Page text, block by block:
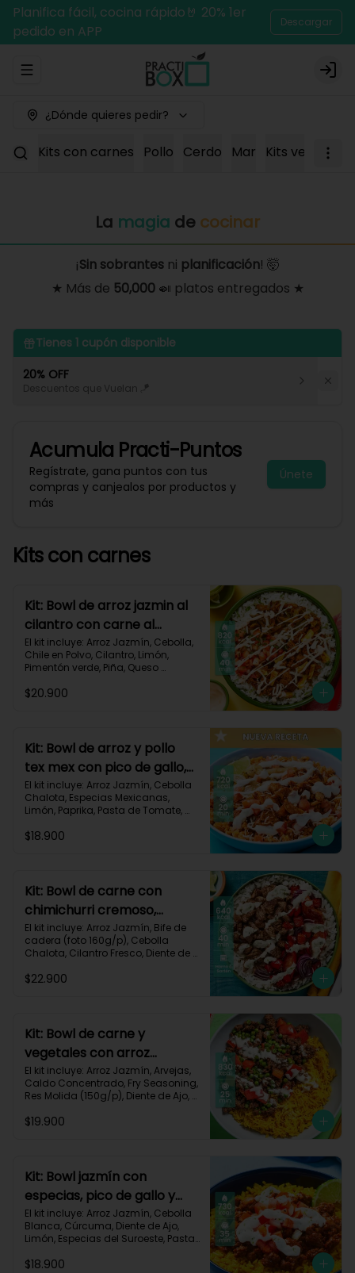
Planifica fácil, cocina rápido🤘 20% 1er
pedido en APP
Descargar
Abrir menu de navegación Login
¿Dónde quieres pedir?
Kits con carnes Pollo Cerdo Mar Kits
La magia de cocinar
¡Sin sobrantes ni planificación! 🤯
★ Más de 50,000🍛 platos entregados ★
Tienes 1 cupón disponible
20% OFF
Descuentos que Vuelan 🪁
Acumula Practi-Puntos
Regístrate, gana puntos con tus
compras y canjealos por productos y
más
Únete
Kits con carnes
Kit: Bowl de arroz jazmin al
cilantro con carne al
pastor y pico de gallo-84
El kit incluye: Arroz Jazmín, Cebolla,
Chile en Polvo, Cilantro, Limón,
Pimentón verde, Piña, Queso
(150g/p), Sour Cream, Tomate,
Grasas 46g | Proteínas 30g
$20.900
Kit: Bowl de arroz y pollo
tex mex con pico de gallo,
queso y sour cream-147
El kit incluye: Arroz Jazmín, Cebolla
Chalota, Especias Mexicanas,
Limón, Paprika, Pasta de Tomate,
Sour Cream, Tomate, Receta
Grasas 25g | Proteínas 41g
$18.900
Kit: Bowl de carne con
chimichurri cremoso,
pimentón y tomate-115
El kit incluye: Arroz Jazmín, Bife de
cadera (foto 160g/p), Cebolla
Chalota, Cilantro Fresco, Diente de
Suroeste, Pimentón Rojo, Sour
Proteínas 44g
$22.900
Kit: Bowl de carne y
vegetales con arroz
dorado-94
El kit incluye: Arroz Jazmín, Arvejas,
Caldo Concentrado, Fry Seasoning,
Res Molida (150g/p), Diente de Ajo,
Rojo, Receta Impresa.
$19.900
Kit: Bowl jazmín con
especias, pico de gallo y
crema de limón-82
El kit incluye: Arroz Jazmín, Cebolla
Blanca, Cúrcuma, Diente de Ajo,
Limón, Especias del Suroeste, Pasta
Sour Cream, Tomate, Receta
$18.900